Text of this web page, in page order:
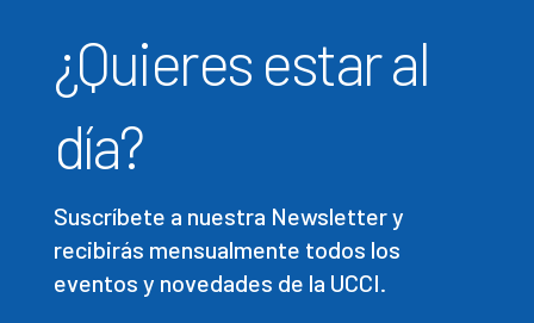
¿Quieres estar al
día?
Suscríbete a nuestra Newsletter y
recibirás mensualmente todos los
eventos y novedades de la UCCI.